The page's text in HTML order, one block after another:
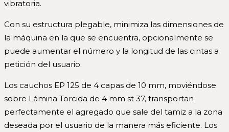
vibratoria.
Con su estructura plegable, minimiza las dimensiones de
la máquina en la que se encuentra, opcionalmente se
puede aumentar el número y la longitud de las cintas a
petición del usuario.
Los cauchos EP 125 de 4 capas de 10 mm, moviéndose
sobre Lámina Torcida de 4 mm st 37, transportan
perfectamente el agregado que sale del tamiz a la zona
deseada por el usuario de la manera más eficiente. Los